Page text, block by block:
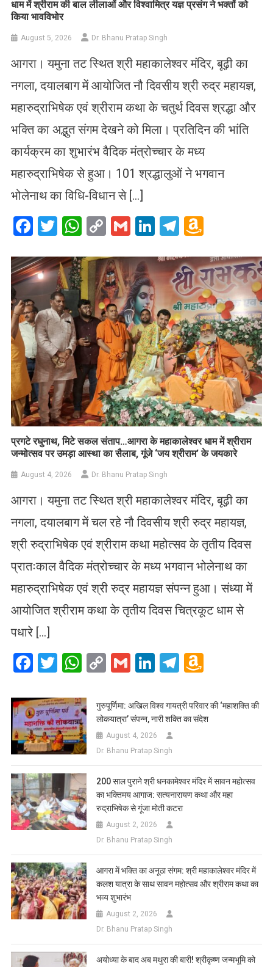
धाम में श्रीराम की बाल लीलाओं और विश्वामित्र यज्ञ प्रसंग ने भक्तों को
किया भावविभोर
August 5, 2026 Dr. Bhanu Pratap Singh
आगरा। यमुना तट स्थित श्री महाकालेश्वर मंदिर, बूढ़ी का
नगला, दयालबाग में आयोजित नौ दिवसीय श्री रुद्र महायज्ञ,
महारुद्राभिषेक एवं श्रीराम कथा के चतुर्थ दिवस श्रद्धा और
भक्ति का अद्भुत संगम देखने को मिला। प्रतिदिन की भांति
कार्यक्रम का शुभारंभ वैदिक मंत्रोच्चार के मध्य
महारुद्राभिषेक से हुआ। 101 श्रद्धालुओं ने भगवान
भोलेनाथ का विधि-विधान से […]
Facebook
Twitter
WhatsApp
CopyGmailLinkedIn
Telegram
List
प्रगटे रघुनाथ, मिटे सकल संताप…आगरा के महाकालेश्वर धाम में श्रीराम
जन्मोत्सव पर उमड़ा आस्था का सैलाब, गूंजे ‘जय श्रीराम’ के जयकारे
August 4, 2026 Dr. Bhanu Pratap Singh
आगरा। यमुना तट स्थित श्री महाकालेश्वर मंदिर, बूढ़ी का
नगला, दयालबाग में चल रहे नौ दिवसीय श्री रुद्र महायज्ञ,
श्री रुद्राभिषेक एवं श्रीराम कथा महोत्सव के तृतीय दिवस
प्रातःकाल वैदिक मंत्रोच्चार के मध्य भगवान भोलेनाथ का
महारुद्राभिषेक एवं श्री रुद्र महायज्ञ संपन्न हुआ। संध्या में
आयोजित श्रीराम कथा के तृतीय दिवस चित्रकूट धाम से
पधारे […]
Facebook
Twitter
WhatsApp
CopyGmailLinkedIn
Telegram
List
गुरुपूर्णिमा: अखिल विश्व गायत्री परिवार की ‘महाशक्ति की
लोकयात्रा’ संपन्न, नारी शक्ति का संदेश
August 4, 2026
Dr. Bhanu Pratap Singh
200 साल पुराने श्री धनकामेश्वर मंदिर में सावन महोत्सव
का भक्तिमय आगाज: सत्यनारायण कथा और महा
रुद्राभिषेक से गूंजा मोती कटरा
August 2, 2026
Dr. Bhanu Pratap Singh
आगरा में भक्ति का अनूठा संगम: श्री महाकालेश्वर मंदिर में
कलश यात्रा के साथ सावन महोत्सव और श्रीराम कथा का
भव्य शुभारंभ
August 2, 2026
Dr. Bhanu Pratap Singh
अयोध्या के बाद अब मथुरा की बारी! श्रीकृष्ण जन्मभूमि को